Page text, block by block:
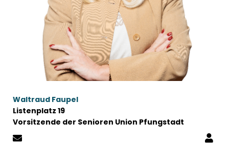
Waltraud Faupel
Listenplatz 19
Vorsitzende der Senioren Union Pfungstadt